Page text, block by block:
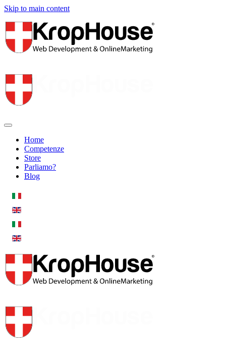
Skip to main content
Home
Competenze
Store
Parliamo?
Blog